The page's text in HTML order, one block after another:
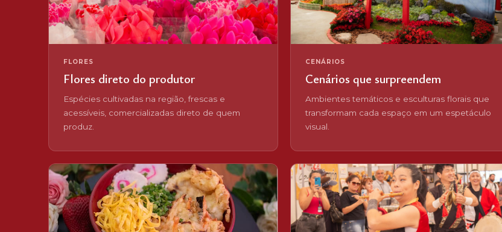
FLORES
Flores direto do produtor
Espécies cultivadas na região, frescas e
acessíveis, comercializadas direto de quem
produz.
CENÁRIOS
Cenários que surpreendem
Ambientes temáticos e esculturas florais que
transformam cada espaço em um espetáculo
visual.